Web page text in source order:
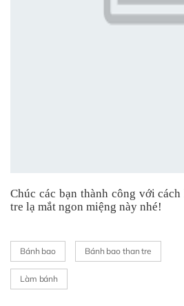
Chúc các bạn thành công với
tre lạ mắt ngon miệng này nhé!
Bánh bao Bánh bao than tre
Làm bánh